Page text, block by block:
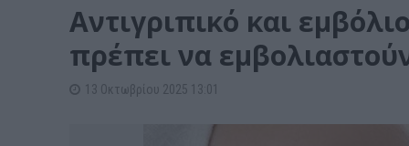
Αντιγριπικό και
πρέπει να
13 Οκτωβρίου 2025 13:01